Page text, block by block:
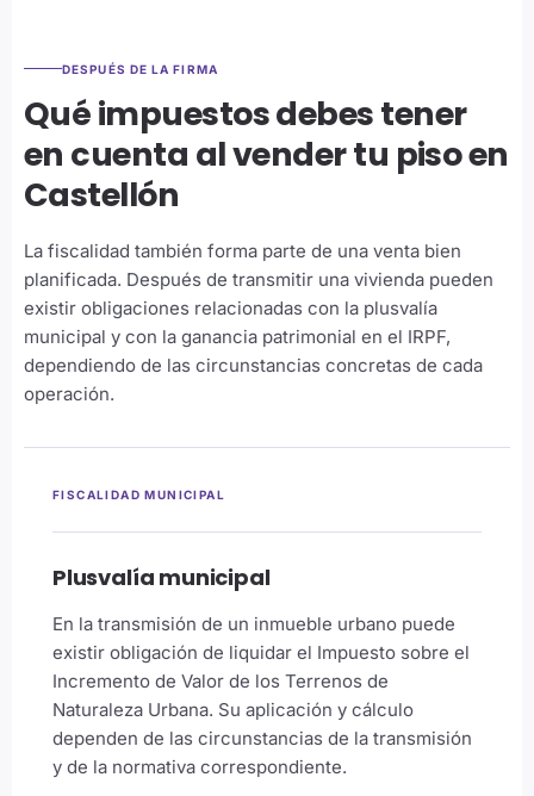
DESPUÉS DE LA FIRMA
Qué impuestos debes tener
en cuenta al vender tu piso en
Castellón
La fiscalidad también forma parte de una venta bien
planificada. Después de transmitir una vivienda pueden
existir obligaciones relacionadas con la plusvalía
municipal y con la ganancia patrimonial en el IRPF,
dependiendo de las circunstancias concretas de cada
operación.
FISCALIDAD MUNICIPAL
Plusvalía municipal
En la transmisión de un inmueble urbano puede
existir obligación de liquidar el Impuesto sobre el
Incremento de Valor de los Terrenos de
Naturaleza Urbana. Su aplicación y cálculo
dependen de las circunstancias de la transmisión
y de la normativa correspondiente.